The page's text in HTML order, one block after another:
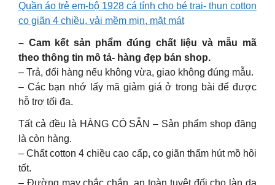
Quần áo trẻ em-bộ 1928 cá tính cho bé trai- thun cotton
co giãn 4 chiều, vải mềm mịn, mặt mát
– Cam kết sản phẩm đúng chất liệu và mẫu mã
theo thông tin mô tả- hàng đẹp bán shop.
– Trả, đổi hàng nếu không vừa, giao không đúng mẫu.
– Các bạn nhớ lấy mã giảm giá ở trong bài để được
hỗ trợ tối đa.
Tất cả đều là HÀNG CÓ SẴN – Sản phẩm shop đăng
là còn hàng.
– Chất cotton 4 chiều cao cấp, co giãn thấm hút mồ hôi
tốt.
– Đường may chắc chắn ,an toàn tuyệt đối cho làn da